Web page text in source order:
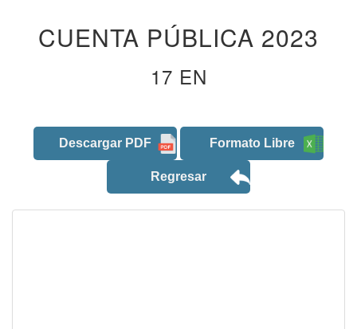
CUENTA PÚBLICA 2023
17 EN